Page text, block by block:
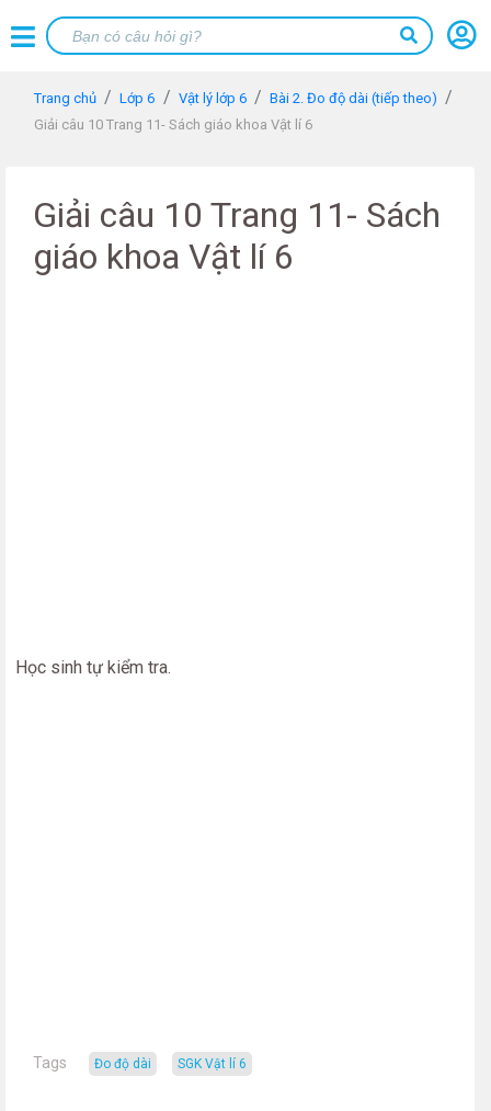
Trang chủ Lớp 6 Vật lý lớp 6
Bài 2. Đo độ dài (tiếp theo)
Giải câu 10 Trang 11- Sách giáo khoa Vật lí 6
Giải câu 10 Trang 11- Sách
giáo khoa Vật lí 6
Học sinh tự kiểm tra.
Tags đo độ dài SGK Vật lí 6